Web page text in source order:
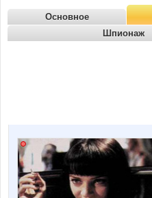
Основное
Шпионаж